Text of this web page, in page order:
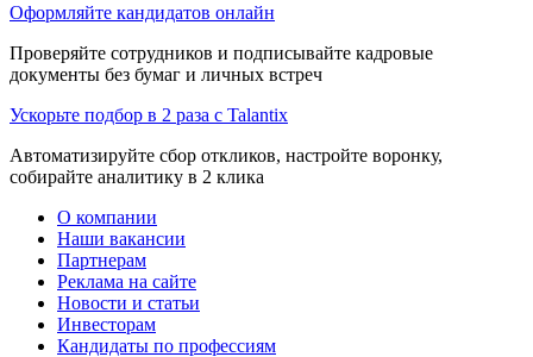
Оформляйте кандидатов онлайн
Проверяйте сотрудников и подписывайте кадровые
документы без бумаг и личных встреч
Ускорьте подбор в 2 раза с Talantix
Автоматизируйте сбор откликов, настройте воронку,
собирайте аналитику в 2 клика
О компании
Наши вакансии
Партнерам
Реклама на сайте
Новости и статьи
Инвесторам
Кандидаты по профессиям